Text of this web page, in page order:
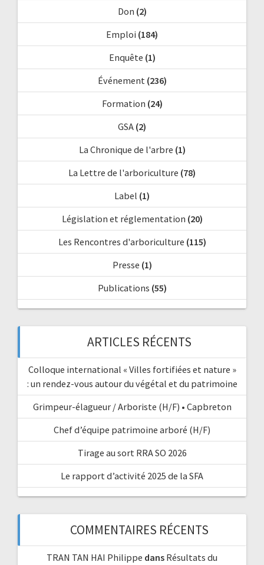
Don (2)
Emploi (184)
Enquête (1)
Événement(236)
Formation (24)
GSA (2)
La Chronique de l'arbre (1)
La Lettre de l'arboriculture (78)
Label (1)
Législation et réglementation (20)
Les Rencontres d'arboriculture (115)
Presse (1)
Publications (55)
ARTICLES RÉCENTS
Colloque international « Villes fortifiées et nature »
: un rendez-vous autour du végétal et du patrimoine
Grimpeur-élagueur / Arboriste (H/F) • Capbreton
Chef d’équipe patrimoine arboré (H/F)
Tirage au sort RRA SO 2026
Le rapport d’activité 2025 de la SFA
COMMENTAIRES RÉCENTS
TRAN TAN HAI Philippe dans Résultats du